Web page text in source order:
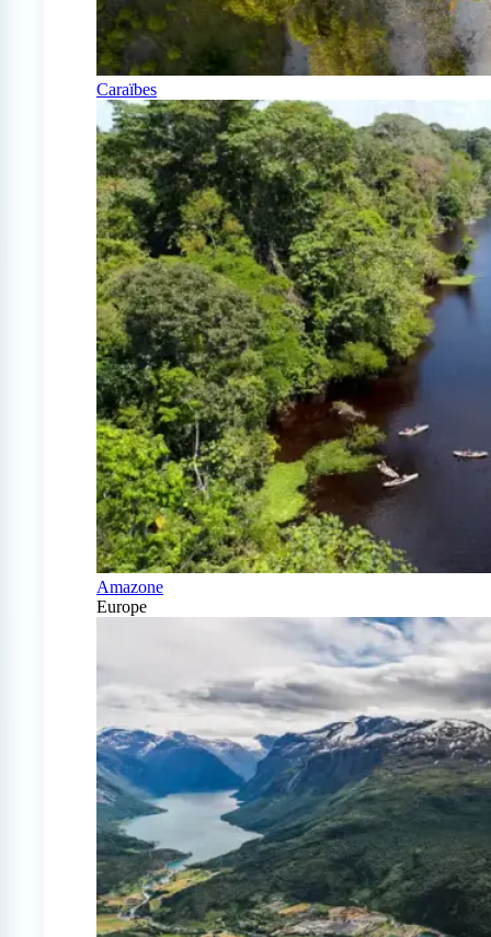
Caraïbes
Amazone
Europe